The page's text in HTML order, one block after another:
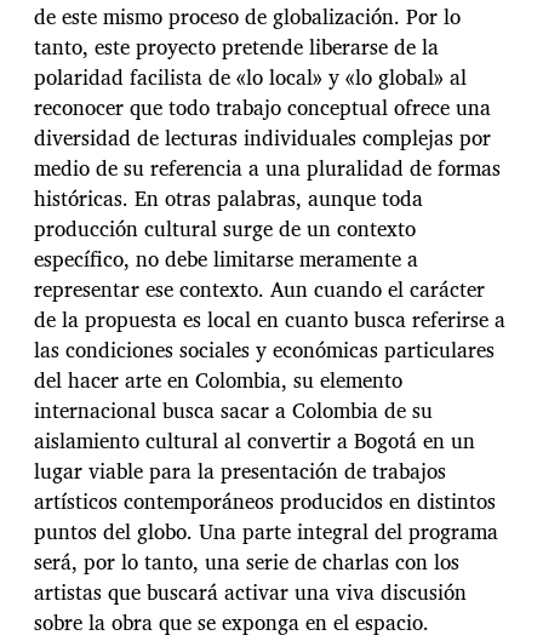
de este mismo proceso de globalización. Por lo
tanto, este proyecto pretende liberarse de la
polaridad facilista de «lo local» y «lo global» al
reconocer que todo trabajo conceptual ofrece una
diversidad de lecturas individuales complejas por
medio de su referencia a una pluralidad de formas
históricas. En otras palabras, aunque toda
producción cultural surge de un contexto
específico, no debe limitarse meramente a
representar ese contexto. Aun cuando el carácter
de la propuesta es local en cuanto busca referirse a
las condiciones sociales y económicas particulares
del hacer arte en Colombia, su elemento
internacional busca sacar a Colombia de su
aislamiento cultural al convertir a Bogotá en un
lugar viable para la presentación de trabajos
artísticos contemporáneos producidos en distintos
puntos del globo. Una parte integral del programa
será, por lo tanto, una serie de charlas con los
artistas que buscará activar una viva discusión
sobre la obra que se exponga en el espacio.